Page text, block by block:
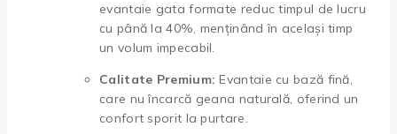
evantaie gata formate reduc timpul de lucru
cu până la 40%, menținând în același timp
un volum impecabil.
Calitate Premium: Evantaie cu bază fină,
care nu încarcă geana naturală, oferind un
confort sporit la purtare.